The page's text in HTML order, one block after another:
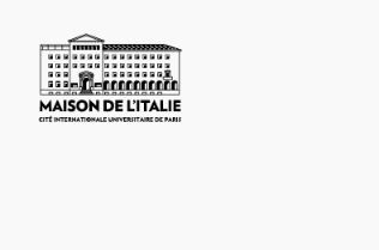
content